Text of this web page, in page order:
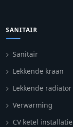
SANITAIR
Sanitair
Lekkende kraan
Lekkende radiator
Verwarming
CV ketel installatie